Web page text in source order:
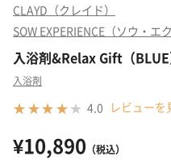
CLAYD（クレイド）
SOW EXPERIENCE（ソウ・エ
入浴剤&Relax Gift（BLUE
入浴剤
4.0 レビューを
¥10,890 （税込）